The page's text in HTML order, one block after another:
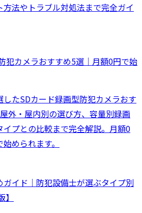
方法やトラブル対処法まで完全ガイ
犯カメラおすすめ5選｜月額0円で始
たSDカード録画型防犯カメラおす
外・屋内別の選び方、容量別録画
イプとの比較まで完全解説。月額0
められます。
ガイド｜防犯設備士が選ぶタイプ別